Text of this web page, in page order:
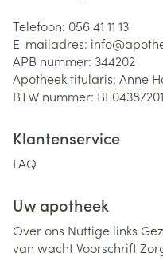
Telefoon: 056 41 11 13
E-mailadres: info@
APB nummer: 344202
Apotheek titularis: Anne
BTW nummer:
Klantenservice
FAQ
Uw apotheek
Over ons Nuttige links
van wachtVoorschrift